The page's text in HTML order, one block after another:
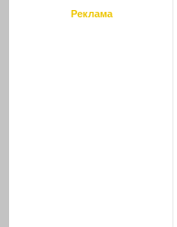
Реклама